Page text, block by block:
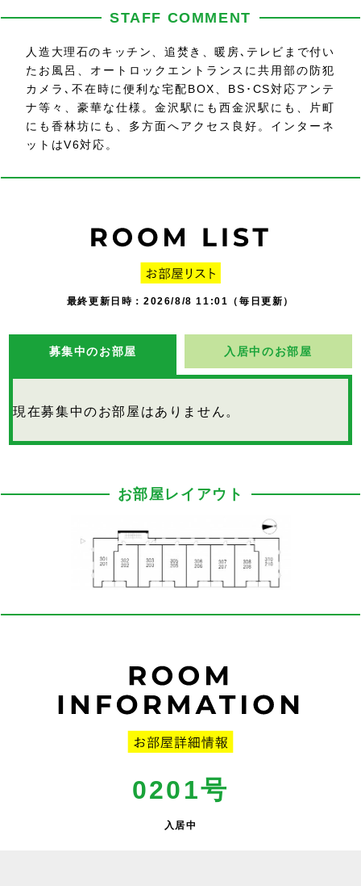
STAFF COMMENT
人造大理石のキッチン、追焚き、暖房､テレビまで付い
たお風呂、オートロックエントランスに共用部の防犯
カメラ､不在時に便利な宅配BOX、BS･CS対応アンテ
ナ等々、豪華な仕様。金沢駅にも西金沢駅にも、片町
にも香林坊にも、多方面へアクセス良好。インターネ
ットはV6対応。
最終更新日時：2026/8/8 11:01（毎日更新）
募集中のお部屋 入居中のお部屋
現在募集中のお部屋はありません。
お部屋レイアウト
0201号
入居中